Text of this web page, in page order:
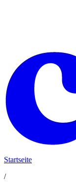
Startseite
/